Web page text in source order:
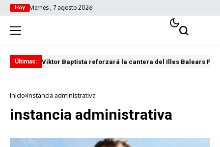
Hoy viernes , 7 agosto 2026
Últimas: Viktor Baptista reforzará la cantera del Illes Balears
Inicio instancia administrativa
instancia administrativa